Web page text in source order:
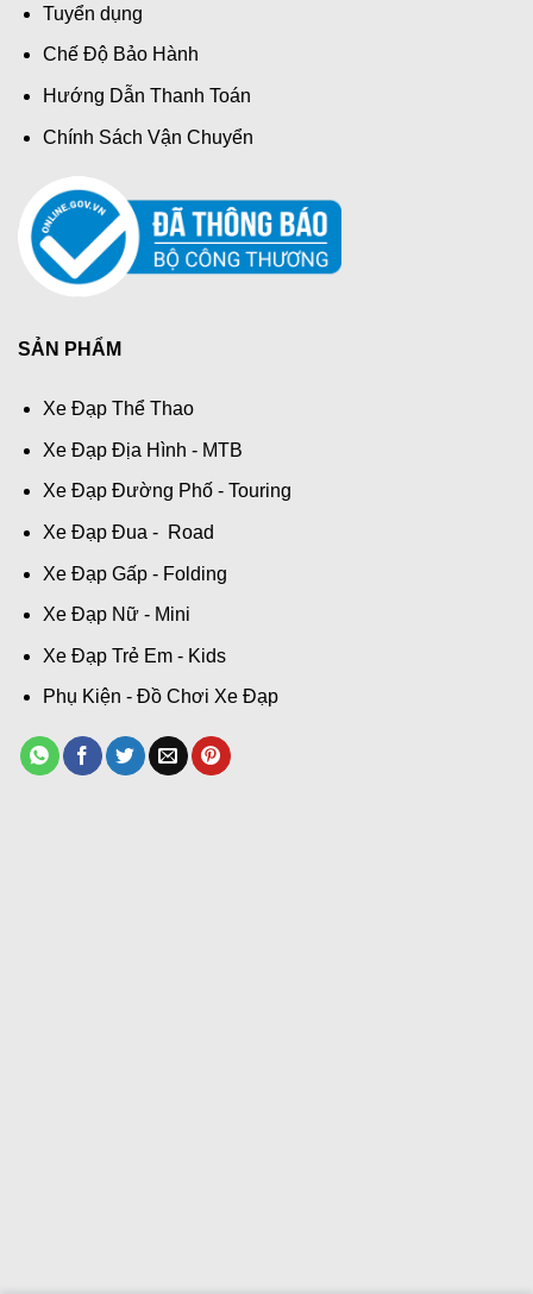
Tuyển dụng
Chế Độ Bảo Hành
Hướng Dẫn Thanh Toán
Chính Sách Vận Chuyển
SẢN PHẨM
Xe Đạp Thể Thao
Xe Đạp Địa Hình - MTB
Xe Đạp Đường Phố - Touring
Xe Đạp Đua - Road
Xe Đạp Gấp - Folding
Xe Đạp Nữ - Mini
Xe Đạp Trẻ Em - Kids
Phụ Kiện - Đồ Chơi Xe Đạp